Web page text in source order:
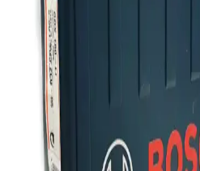
Ugreen CAT6 Yassı
ve Dayanıklılık Sunan
Ugreen CAT6 yassı Ethernet
pratik kullanım özellikleriyle dar
ömürlü ve estetik tasarımıyla güvenilir
Kensa Doubleshock 4 ve
Karşılaştırması: Özellikler
Kensa Doubleshock 4 ve Dexxony